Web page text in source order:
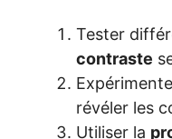
Tester
contraste
révéler les
Utiliser la